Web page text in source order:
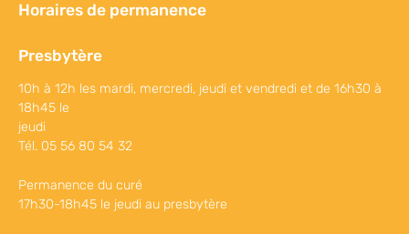
Horaires de permanence
Presbytère
10h à 12h les mardi, mercredi, jeudi et vendredi et de 16h30 à
18h45 le
jeudi
Tél. 05 56 80 54 32
Permanence du curé
17h30-18h45 le jeudi au presbytère